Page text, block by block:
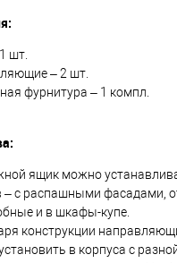
шт.
– 2 шт.
фурнитура – 1 компл.
ящик можно
– с распашными фасадами,
и в шкафы-купе.
конструкции
в корпуса с